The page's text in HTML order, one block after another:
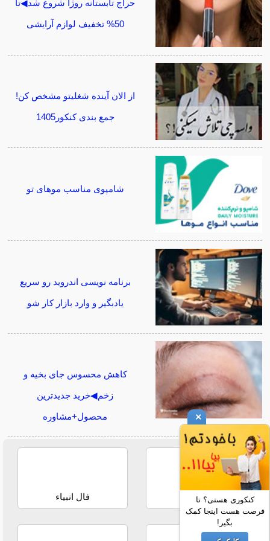
حراج تابستانه روژا شروع شد◀تا
50% تخفیف لوازم آرایشی
از الان آینده شغلیتو مشخص کن!
جمع بندی کنکور1405
شامپوی مناسب موهای تو
برنامه نویسی اندروید رو سریع
یادبگیر و وارد بازار کار شو
کاهش محسوس جای بخیه و
زخم◀خرید جدیدترین
محصول+مشاوره
فال حافظ فال انبیاء
×
کنکوری هستی؟ تا
فرصت هست اینجا کمک
بگیر!